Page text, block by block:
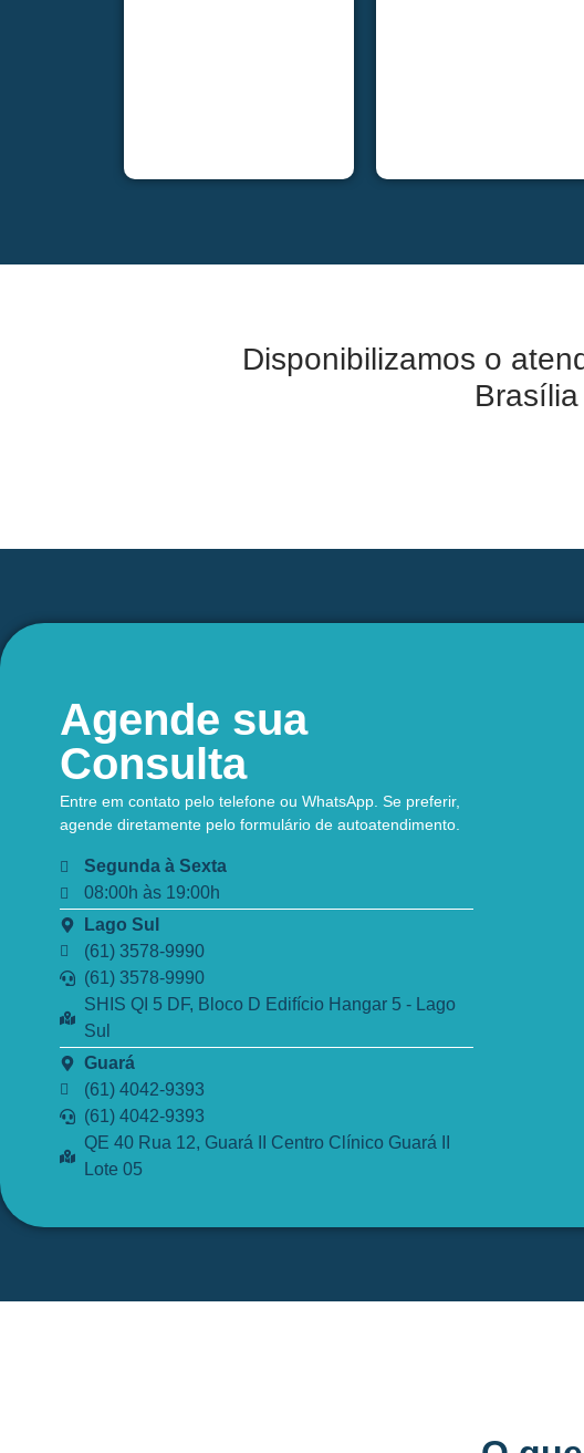
Disponibilizamos o
Agende sua
Consulta
Entre em contato pelo telefone ou WhatsApp. Se preferir,
agende diretamente pelo formulário de autoatendimento.
Segunda à Sexta
08:00h às 19:00h
Lago Sul
(61) 3578-9990
(61) 3578-9990
SHIS QI 5 DF, Bloco D Edifício Hangar 5 - Lago
Sul
Guará
(61) 4042-9393
(61) 4042-9393
QE 40 Rua 12, Guará II Centro Clínico Guará II
Lote 05